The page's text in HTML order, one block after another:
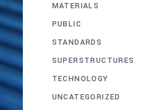
MATERIALS
PUBLIC
STANDARDS
SUPERSTRUCTURES
TECHNOLOGY
UNCATEGORIZED